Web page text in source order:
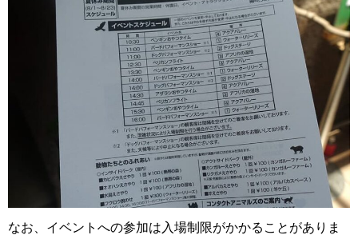
なお、イベントへの参加は入場制限がかかることがありま